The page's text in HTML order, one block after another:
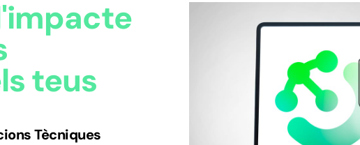
teus
Tècniques